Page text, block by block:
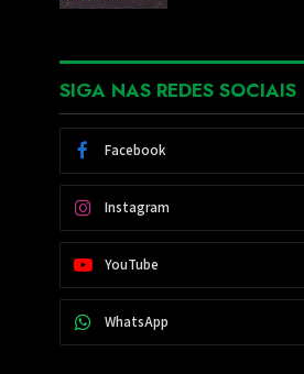
SIGA NAS REDES SOCIAIS
Facebook
Instagram
YouTube
WhatsApp